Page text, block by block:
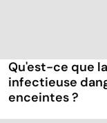
Qu'est-ce que
infectieuse
enceintes ?